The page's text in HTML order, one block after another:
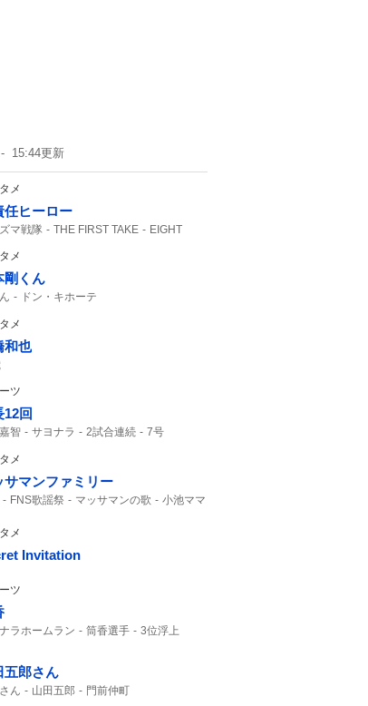
15:44更新
メ
任ヒーロー
マ戦隊 THE FIRST TAKE
EIGHT
てもらいました
メ
剛くん
ドン・キホーテ
メ
和也
ツ
12回
智 サヨナラ 2試合連続
7号
メ
サマンファミリー
FNS歌謡祭 マッサマンの歌
小池ママ
メ
Invitation
ツ
ラホームラン 筒香選手
3位浮上
ナラ
ハマスタ
完済
初勝利 延長戦
五郎さん
ん 山田五郎 門前仲町